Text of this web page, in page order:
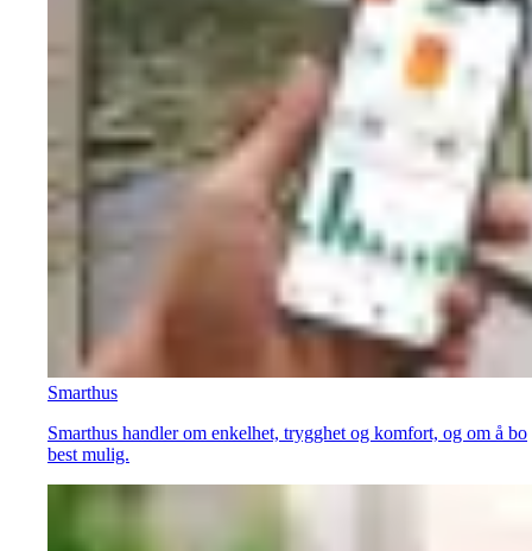
Smarthus
Smarthus handler om enkelhet, trygghet og komfort, og om å bo
best mulig.